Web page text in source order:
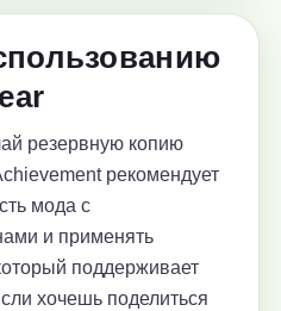
резервную копию
рекомендует
мода с
и применять
поддерживает
хочешь поделиться